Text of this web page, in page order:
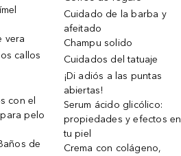
vera
callos
con el
pelo
de
Cuidado de la barba y
afeitado
Champu solido
Cuidados del tatuaje
¡Di adiós a las puntas
abiertas!
Serum ácido glicólico:
propiedades y efectos en
tu piel
Crema con colágeno,